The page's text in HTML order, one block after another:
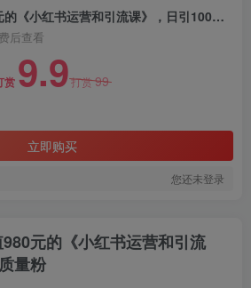
【白龙笔记】价值980元的《小红书运营和引流课》，日引100高质量粉
后查看
赏 9.9打赏99
立即购买
您还未登录
980元的《小红书运营和引流
量粉